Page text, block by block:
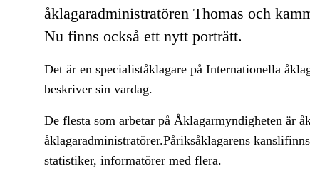
åklagaradministratören Thomas och
Nu finns också ett nytt porträtt.
Det är en specialiståklagare på Internationella
beskriver sin vardag.
De flesta som arbetar på Åklagarmyndigheten är
åklagaradministratörer.Påriksåklagarens
statistiker, informatörer med flera.